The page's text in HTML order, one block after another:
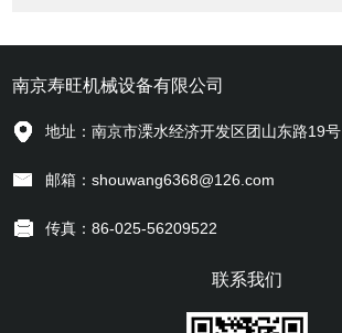
南京寿旺机械设备有限公司
地址：南京市溧水经济开发区团山东路19号
邮箱：shouwang6368@126.com
传真：86-025-56209522
联系我们